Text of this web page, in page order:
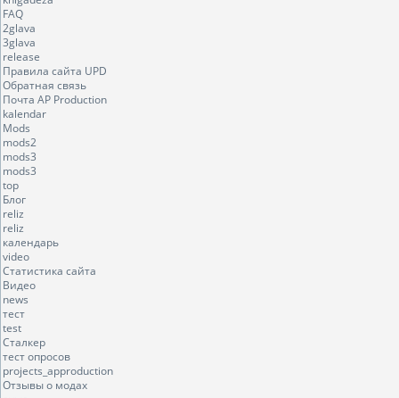
FAQ
2glava
3glava
release
Правила сайта UPD
Обратная связь
Почта AP Production
kalendar
Mods
mods2
mods3
mods3
top
Блог
reliz
reliz
календарь
video
Статистика сайта
Видео
news
тест
test
Сталкер
тест опросов
projects_approduction
Отзывы о модах